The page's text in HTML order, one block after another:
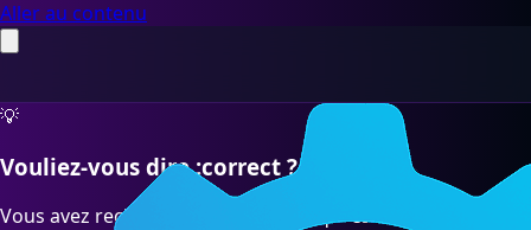
Aller au contenu
💡
Vouliez-vous dire :correct ?
Vous avez recherché "192.168.O.O" qui est une faute de